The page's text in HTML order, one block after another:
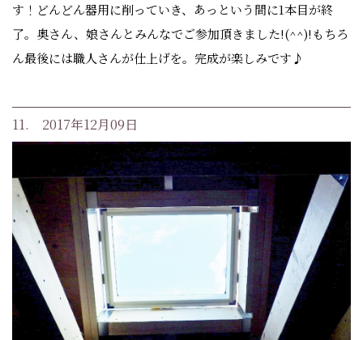
す！どんどん器用に削っていき、あっという間に1本目が終
了。奥さん、娘さんとみんなでご参加頂きました!(^^)!もちろ
ん最後には職人さんが仕上げを。完成が楽しみです♪
11. 2017年12月09日